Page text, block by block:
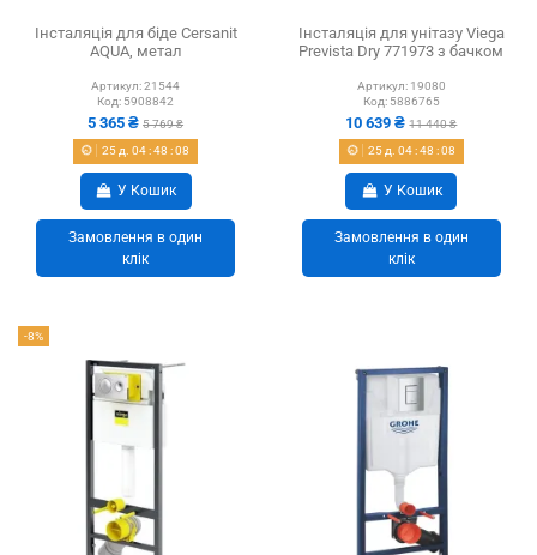
Інсталяція для біде Cersanit
AQUA, метал
Артикул:21544
Код: 5908842
5 365 ₴5 769 ₴
25д. 04:48 :07
У Кошик
Замовлення в один
клік
Інсталяція для унітазу Viega
Prevista Dry 771973 з бачком
Артикул: 19080
Код: 5886765
10 639 ₴11 440 ₴
25д. 04:48 :07
У Кошик
Замовлення в один
клік
-8%